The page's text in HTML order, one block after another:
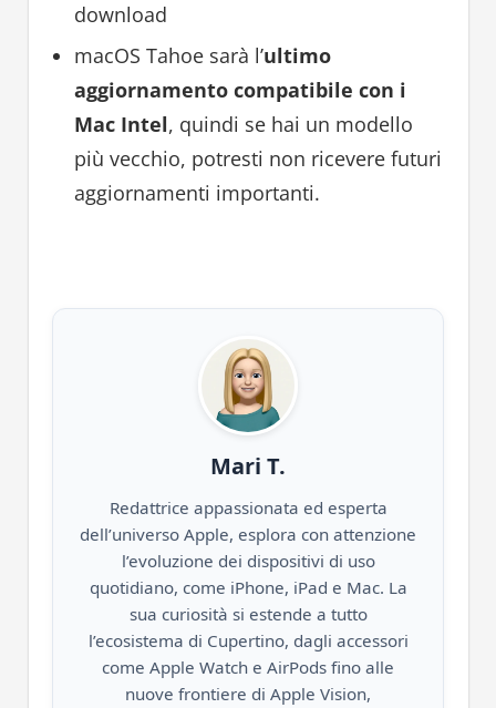
download
macOS Tahoe sarà l’ultimo
aggiornamento compatibile con i
Mac Intel, quindi se hai un modello
più vecchio, potresti non ricevere futuri
aggiornamenti importanti.
Mari T.
Redattrice appassionata ed esperta
dell’universo Apple, esplora con attenzione
l’evoluzione dei dispositivi di uso
quotidiano, come iPhone, iPad e Mac. La
sua curiosità si estende a tutto
l’ecosistema di Cupertino, dagli accessori
come Apple Watch e AirPods fino alle
nuove frontiere di Apple Vision,